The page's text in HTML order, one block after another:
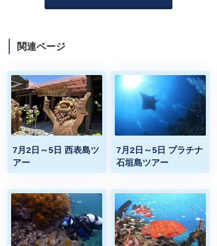
関連ページ
7月2日～5日 西表島ツ
アー
7月2日～5日 プラチナ
石垣島ツアー